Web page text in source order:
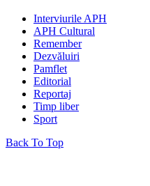
Interviurile APH
APH Cultural
Remember
Dezvăluiri
Pamflet
Editorial
Reportaj
Timp liber
Sport
Back To Top